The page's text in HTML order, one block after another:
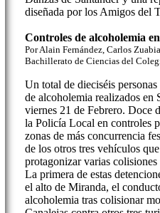
diseñada por los Amigos del
Controles de alcoholemia
Por Alain Fernández, Carlos
Bachillerato de Ciencias del
Un total de dieciséis
de alcoholemia realizados en
viernes 21 de Febrero. Doce
la Policía Local en controles
zonas de más concurrencia
de los otros tres vehículos
protagonizar varias
La primera de estas
el alto de Miranda, el
alcoholemia tras colisionar